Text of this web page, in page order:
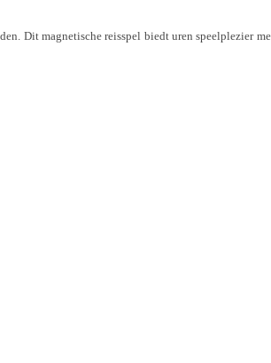
Dit magnetische reisspel biedt uren speelplezier